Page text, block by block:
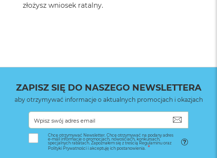
złożysz wniosek ratalny.
ZAPISZ SIĘ DO NASZEGO NEWSLETTERA
aby otrzymywać informacje o aktualnych promocjach i okazjach
Chcę otrzymywać Newsletter. Chcę otrzymywać na podany adres
e-mail informacje o promocjach, nowościach, konkursach,
specjalnych rabatach. Zapoznałem się z treścią Regulaminu oraz
Polityki Prywatności i akceptuję ich postanowienia.